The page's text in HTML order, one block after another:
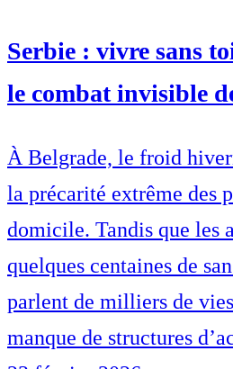
Serbie : vivre sans
le combat invisible
À Belgrade, le froid
la précarité extrême des
domicile. Tandis que les
quelques centaines de
parlent de milliers de
manque de structures